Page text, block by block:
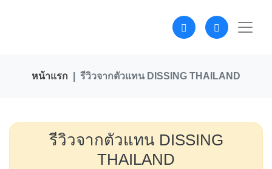
หน้าแรก รีวิวจากตัวแทน DISSING THAILAND
รีวิวจากตัวแทน DISSING
THAILAND